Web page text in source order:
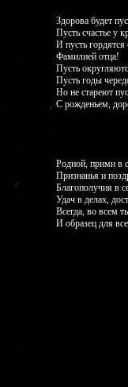
Здорова будет
Пусть счастье у
И пусть гордятся
Фамилией отца!
Пусть
Пусть годы
Но не стареют
С рожденьем,
Родной, прими в
Признанья и
Благополучия в
Удач в делах,
Всегда, во всем
И образец для